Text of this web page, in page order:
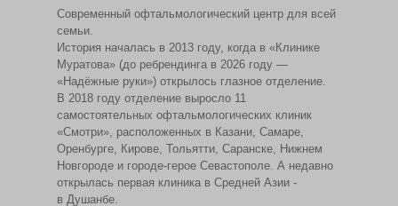
Современный офтальмологический центр для всей
семьи.
История началась в 2013 году, когда в «Клинике
Муратова» (до ребрендинга в 2026 году —
«Надёжные руки») открылось глазное отделение.
В 2018 году отделение выросло 11
самостоятельных офтальмологических клиник
«Смотри», расположенных в Казани, Самаре,
Оренбурге, Кирове, Тольятти, Саранске, Нижнем
Новгороде и городе-герое Севастополе. А недавно
открылась первая клиника в Средней Азии -
в Душанбе.